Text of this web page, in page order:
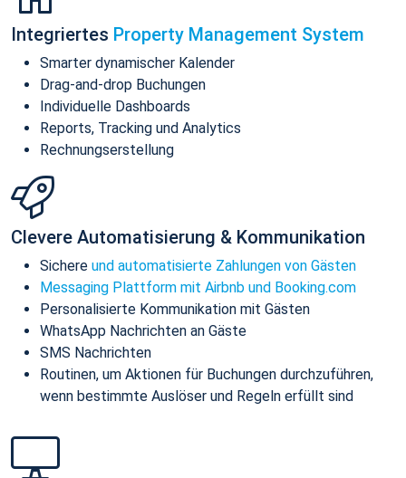
Integriertes Property Management System
Smarter dynamischer Kalender
Drag-and-drop Buchungen
Individuelle Dashboards
Reports, Tracking und Analytics
Rechnungserstellung
Clevere Automatisierung & Kommunikation
Sichere und automatisierte Zahlungen von Gästen
Messaging Plattform mit Airbnb und Booking.com
Personalisierte Kommunikation mit Gästen
WhatsApp Nachrichten an Gäste
SMS Nachrichten
Routinen, um Aktionen für Buchungen durchzuführen,
wenn bestimmte Auslöser und Regeln erfüllt sind